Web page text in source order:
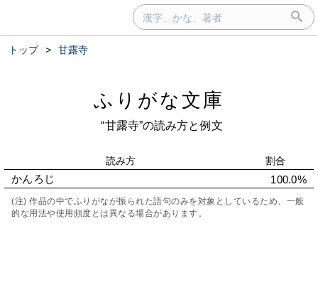
トップ > 甘露寺
ふりがな文庫
“甘露寺”の読み方と例文
読み方 割合
かんろじ 100.0%
(注) 作品の中でふりがなが振られた語句のみを対象としているため、一般
的な用法や使用頻度とは異なる場合があります。